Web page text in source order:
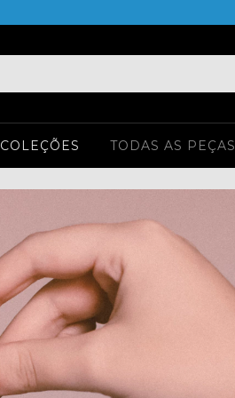
COLEÇÕES TODAS AS PEÇAS